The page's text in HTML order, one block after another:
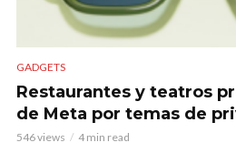
GADGETS
Restaurantes y teatros
de Meta por temas de
546 views 4 min read